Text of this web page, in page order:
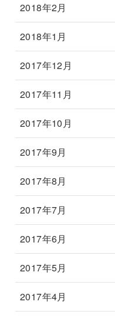
2018年2月
2018年1月
2017年12月
2017年11月
2017年10月
2017年9月
2017年8月
2017年7月
2017年6月
2017年5月
2017年4月